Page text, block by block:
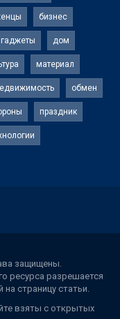
бизнес
гаджеты дом
материал
обмен
праздник
защищены.
ресурса разрешается
страницу статьи.
взяты с открытых